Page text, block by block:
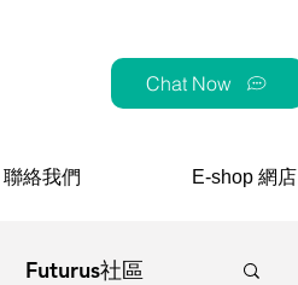
Chat Now
聯絡我們 E-shop 網店
Futurus社區